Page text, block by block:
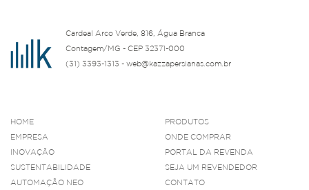
Cardeal Arco Verde, 816, Água Branca
Contagem/MG - CEP 32371-000
(31) 3393-1313 - web@kazzapersianas.com.br
HOME
EMPRESA
INOVAÇÃO
SUSTENTABILIDADE
AUTOMAÇÃO NEO
PRODUTOS
ONDE COMPRAR
PORTAL DA REVENDA
SEJA UM REVENDEDOR
CONTATO